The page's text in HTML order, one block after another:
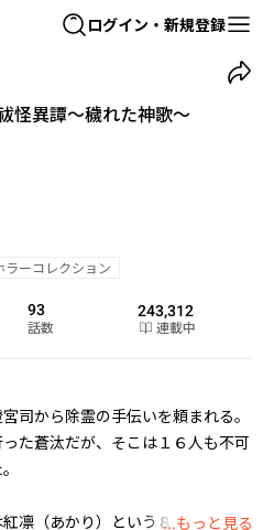
ログイン・新規登録
怪異譚〜穢れた神歌〜
ラーコレクション
93
話数
243,312
連載中
司から除霊の手伝いを頼まれる。
た蒼汰だが、そこは１６人も不可
凛（あかり）という８歳の少女と
...もっと見る